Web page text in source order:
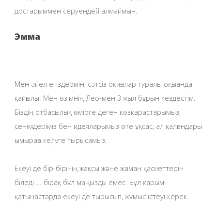
достарыммен серуендей алмаймын.
Эмма
Мен әйел егіздермін, сәтсіз оқиғалар туралы оқығанда
қайғылы. Мен өзімнің Лео-мен 3 жыл бұрын кездестім.
Біздің отбасылық өмірге деген көзқарастарымыз,
сенімдеріміз бен идеяларымыз өте ұқсас, ал қалғандары
ымыраға келуге тырысамыз.
Екеуі де бір-бірінің жақсы және жаман қасиеттерін
біледі ... бірақ бұл маңызды емес. Бұл қарым-
қатынастарда екеуі де тырысып, жұмыс істеуі керек.